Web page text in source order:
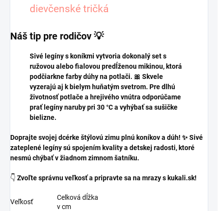
dievčenské tričká
Náš tip pre rodičov 💡
Sivé legíny s koníkmi vytvoria dokonalý set s
ružovou alebo fialovou predĺženou mikinou, ktorá
podčiarkne farby dúhy na potlači. 🎀 Skvele
vyzerajú aj k bielym huňatým svetrom. Pre dlhú
životnosť potlače a hrejivého vnútra odporúčame
prať legíny naruby pri 30 °C a vyhýbať sa sušičke
bielizne.
Doprajte svojej dcérke štýlovú zimu plnú koníkov a dúh! ✨ Sivé
zateplené legíny sú spojením kvality a detskej radosti, ktoré
nesmú chýbať v žiadnom zimnom šatníku.
👇 Zvoľte správnu veľkosť a pripravte sa na mrazy s kukali.sk!
Veľkosť
Celková dĺžka
v cm